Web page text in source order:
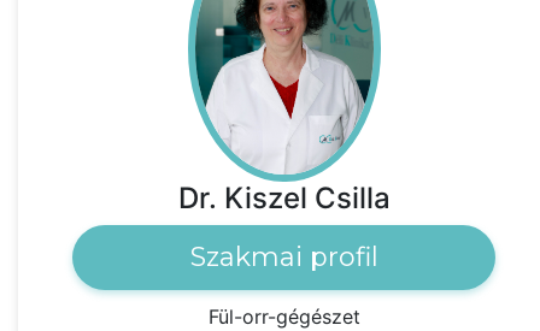
Dr. Kiszel Csilla
Szakmai profil
Fül-orr-gégészet